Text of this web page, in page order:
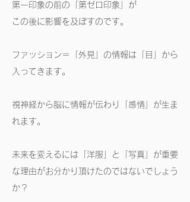
第一印象の前の「第ゼロ印象」が
この後に影響を及ぼすのです。
ファッション＝「外見」の情報は「目」から
入ってきます。
視神経から脳に情報が伝わり「感情」が生ま
れます。
未来を変えるには「洋服」と「写真」が重要
な理由がお分かり頂けたのではないでしょう
か？